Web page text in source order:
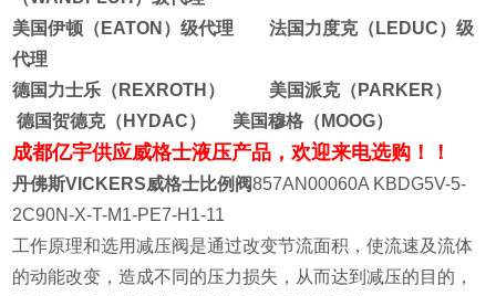
美国伊顿（EATON）级代理 法国力度克（LEDUC）级
代理
德国力士乐（REXROTH） 美国派克（PARKER）
德国贺德克（HYDAC） 美国穆格（MOOG）
成都亿宇供应威格士液压产品，欢迎来电选购！！
丹佛斯VICKERS威格士比例阀857AN00060A KBDG5V-5-
2C90N-X-T-M1-PE7-H1-11
工作原理和选用减压阀是通过改变节流面积，使流速及流体
的动能改变，造成不同的压力损失，从而达到减压的目的，